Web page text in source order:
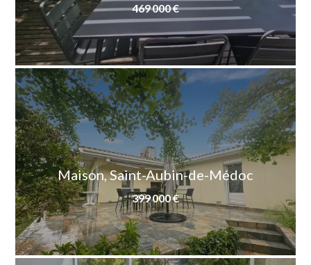
469 000 €
Maison, Saint-Aubin-de-Médoc
399 000 €